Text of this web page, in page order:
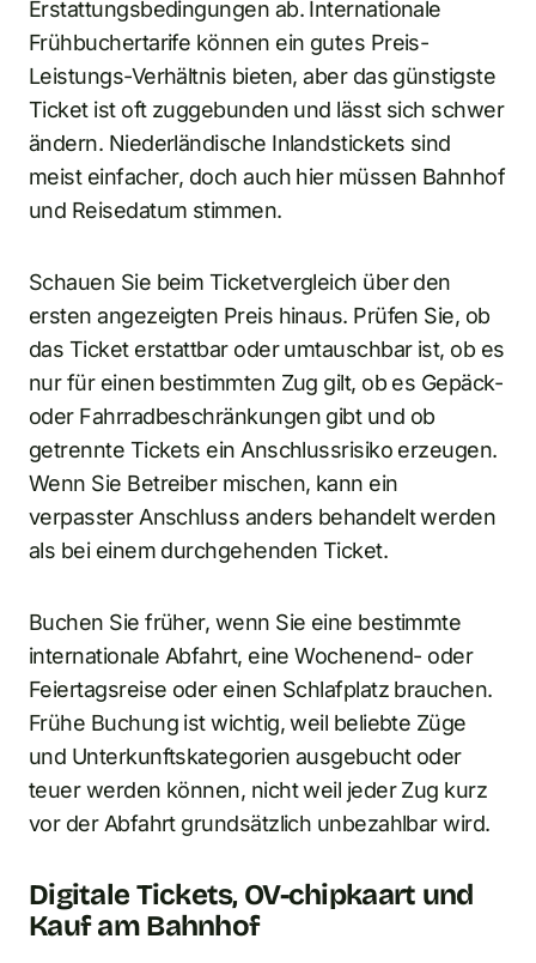
Erstattungsbedingungen ab. Internationale
Frühbuchertarife können ein gutes Preis-
Leistungs-Verhältnis bieten, aber das günstigste
Ticket ist oft zuggebunden und lässt sich schwer
ändern. Niederländische Inlandstickets sind
meist einfacher, doch auch hier müssen Bahnhof
und Reisedatum stimmen.
Schauen Sie beim Ticketvergleich über den
ersten angezeigten Preis hinaus. Prüfen Sie, ob
das Ticket erstattbar oder umtauschbar ist, ob es
nur für einen bestimmten Zug gilt, ob es Gepäck-
oder Fahrradbeschränkungen gibt und ob
getrennte Tickets ein Anschlussrisiko erzeugen.
Wenn Sie Betreiber mischen, kann ein
verpasster Anschluss anders behandelt werden
als bei einem durchgehenden Ticket.
Buchen Sie früher, wenn Sie eine bestimmte
internationale Abfahrt, eine Wochenend- oder
Feiertagsreise oder einen Schlafplatz brauchen.
Frühe Buchung ist wichtig, weil beliebte Züge
und Unterkunftskategorien ausgebucht oder
teuer werden können, nicht weil jeder Zug kurz
vor der Abfahrt grundsätzlich unbezahlbar wird.
Digitale Tickets, OV-chipkaart und
Kauf am Bahnhof